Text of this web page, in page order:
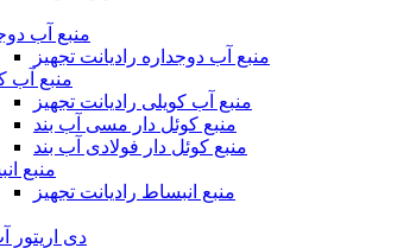
منبع آب
منبع آب دوجداره رادیانت تجهیز
منبع آب
منبع آب کویلی رادیانت تجهیز
منبع کوئل دار مسی آب بند
منبع کوئل دار فولادی آب بند
منبع
منبع انبساط رادیانت تجهیز
دی اریتور